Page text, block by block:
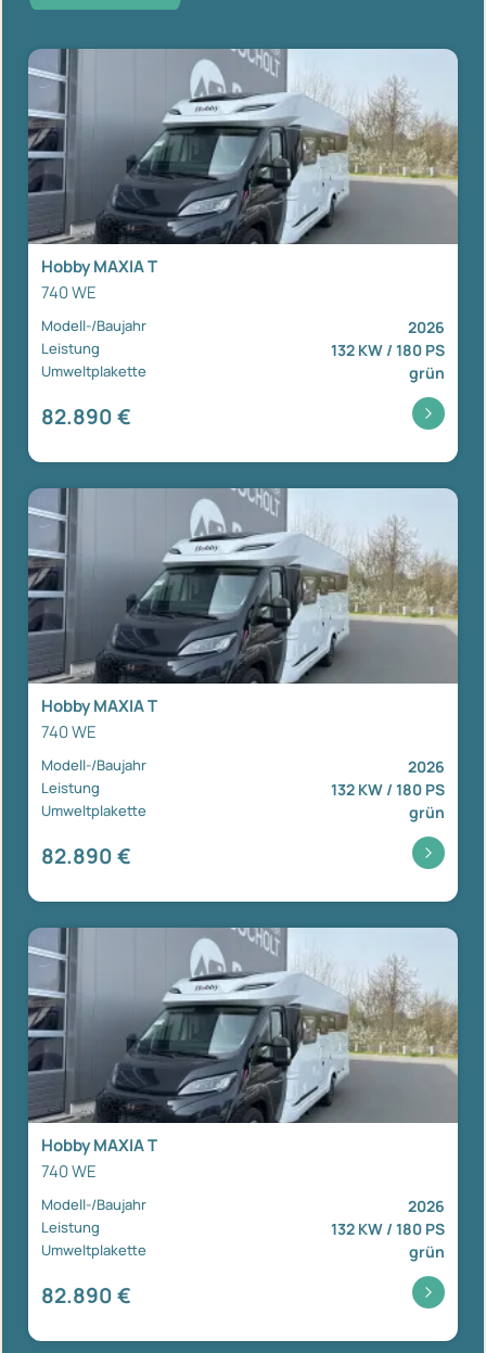
Hobby MAXIA T
740 WE
Modell-/Baujahr 2026
Leistung 132 KW / 180 PS
Umweltplakette grün
82.890 €
Hobby MAXIA T
740 WE
Modell-/Baujahr 2026
Leistung 132 KW / 180 PS
Umweltplakette grün
82.890 €
Hobby MAXIA T
740 WE
Modell-/Baujahr 2026
Leistung 132 KW / 180 PS
Umweltplakette grün
82.890 €